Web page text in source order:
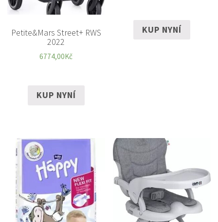
Petite&Mars Street+ RWS
2022
6774,00Kč
KUP NYNÍ
KUP NYNÍ